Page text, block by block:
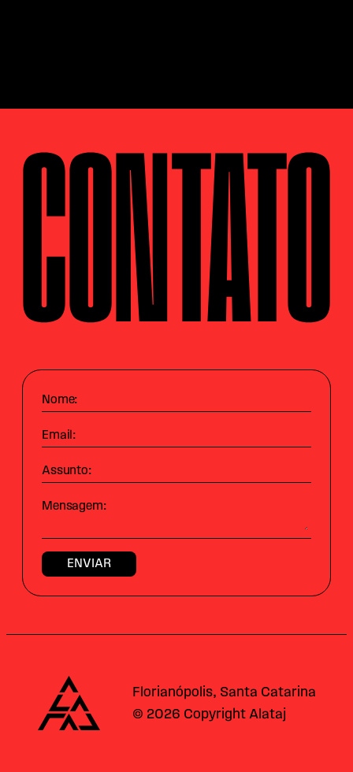
CONTATO
Nome:
Email:
Assunto:
Mensagem:
Alataj
Florianópolis, Santa Catarina
© 2026 Copyright Alataj